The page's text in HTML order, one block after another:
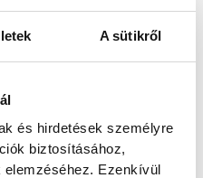
A sütikről
és hirdetések személyre
biztosításához,
elemzéséhez. Ezenkívül